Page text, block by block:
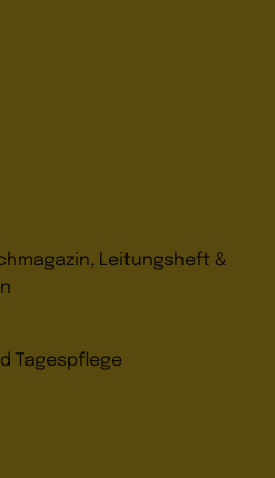
Leitungsheft &
Tagespflege